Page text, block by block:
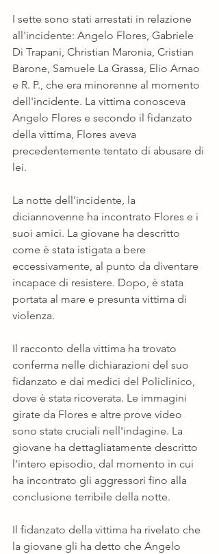
I sette sono stati arrestati in relazione
all'incidente: Angelo Flores, Gabriele
Di Trapani, Christian Maronia, Cristian
Barone, Samuele La Grassa, Elio Arnao
e R. P., che era minorenne al momento
dell'incidente. La vittima conosceva
Angelo Flores e secondo il fidanzato
della vittima, Flores aveva
precedentemente tentato di abusare di
lei.
La notte dell'incidente, la
diciannovenne ha incontrato Flores e i
suoi amici. La giovane ha descritto
come è stata istigata a bere
eccessivamente, al punto da diventare
incapace di resistere. Dopo, è stata
portata al mare e presunta vittima di
violenza.
Il racconto della vittima ha trovato
conferma nelle dichiarazioni del suo
fidanzato e dai medici del Policlinico,
dove è stata ricoverata. Le immagini
girate da Flores e altre prove video
sono state cruciali nell'indagine. La
giovane ha dettagliatamente descritto
l'intero episodio, dal momento in cui
ha incontrato gli aggressori fino alla
conclusione terribile della notte.
Il fidanzato della vittima ha rivelato che
la giovane gli ha detto che Angelo